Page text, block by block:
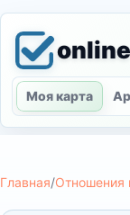
Моя карта
Главная/Отношения